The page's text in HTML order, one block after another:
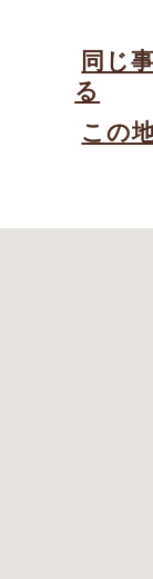
同じ
る
この